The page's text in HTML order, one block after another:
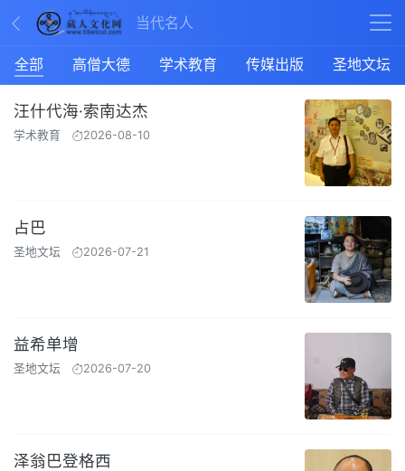
当代名人
全部 高僧大德 学术教育 传媒出版 圣地文坛
汪什代海·索南达杰
学术教育 2026-08-10
占巴
圣地文坛 2026-07-21
益希单增
圣地文坛 2026-07-20
泽翁巴登格西